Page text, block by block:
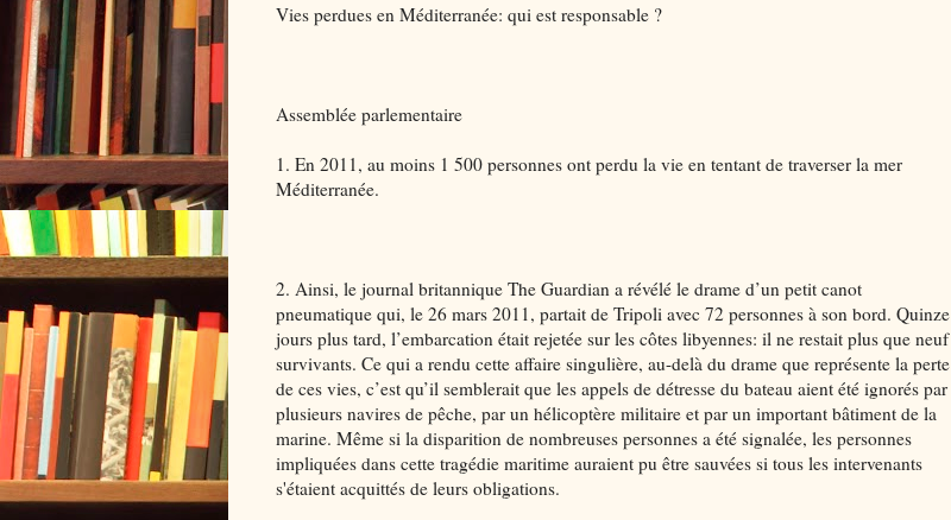
Vies perdues en Méditerranée: qui est responsable ?
Assemblée parlementaire
1. En 2011, au moins 1 500 personnes ont perdu la vie en tentant de traverser la mer
Méditerranée.
2. Ainsi, le journal britannique The Guardian a révélé le drame d’un petit canot
pneumatique qui, le 26 mars 2011, partait de Tripoli avec 72 personnes à son bord. Quinze
jours plus tard, l’embarcation était rejetée sur les côtes libyennes: il ne restait plus que neuf
survivants. Ce qui a rendu cette affaire singulière, au-delà du drame que représente la perte
de ces vies, c’est qu’il semblerait que les appels de détresse du bateau aient été ignorés par
plusieurs navires de pêche, par un hélicoptère militaire et par un important bâtiment de la
marine. Même si la disparition de nombreuses personnes a été signalée, les personnes
impliquées dans cette tragédie maritime auraient pu être sauvées si tous les intervenants
s'étaient acquittés de leurs obligations.